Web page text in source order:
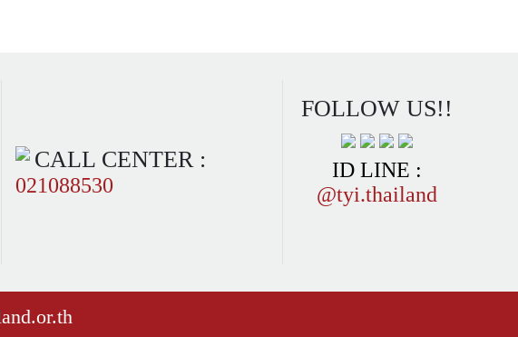
CALL CENTER :
021088530
FOLLOW US!!
ID LINE :
@tyi.thailand